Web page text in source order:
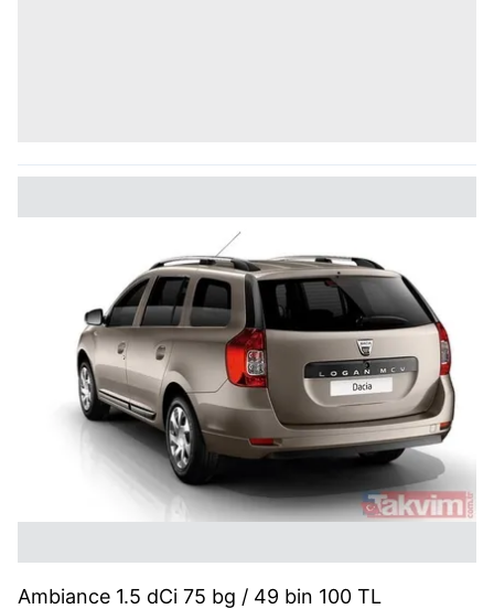
Ambiance 1.5 dCi 75 bg / 49 bin 100 TL